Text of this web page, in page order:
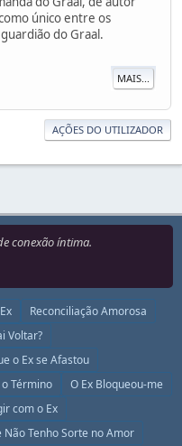
único entre os
do Graal.
MAIS...
AÇÕES DO UTILIZADOR
conexão íntima.
Reconciliação Amorosa
Voltar?
o Ex se Afastou
Término
O Ex Bloqueou-me
com o Ex
Não Tenho Sorte no Amor